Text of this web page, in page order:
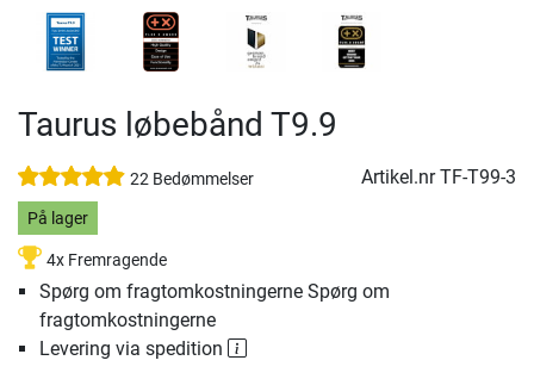
Taurus løbebånd T9.9
22 Bedømmelser Artikel.nrTF-T99-3
På lager
4x Fremragende
Spørg om fragtomkostningerne Spørg om
fragtomkostningerne
Levering via spedition